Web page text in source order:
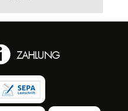
ZAHLUNG